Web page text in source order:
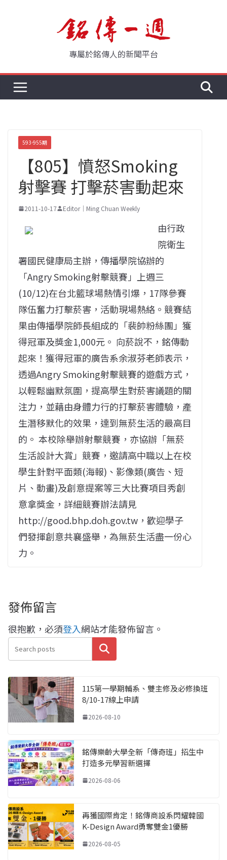
專屬於銘傳人的新聞平台
593-955期
【805】憤怒Smoking
射擊賽 打擊菸害動起來
2011-10-17 Editor｜Ming Chuan Weekly
由行政
院衛生
署國民健康局主辦，傳播學院協辦的
「Angry Smoking射擊競賽」上週三
(10/12)在台北籃球場熱情引爆，17隊參賽
隊伍奮力打擊菸害，活動現場熱絡。競賽結
果由傳播學院師長組成的「裴帥粉絲團」獲
得冠軍及獎金1,000元。 向菸說不，銘傳動
起來！獲得冠軍的廣告系余淑芬老師表示，
透過Angry Smoking射擊競賽的遊戲方式，
以輕鬆幽默氛圍，提高學生對菸害議題的關
注力，並藉由身體力行的打擊菸害體驗，產
生潛移默化的效果，達到無菸生活的最高目
的。 本校除舉辦射擊競賽，亦協辦「無菸
生活設計大賞」競賽，邀請高中職以上在校
學生針對平面類(海報)、影像類(廣告、短
片、動畫)及創意提案等三大比賽項目秀創
意拿獎金，詳細競賽辦法請見
http://good.bhp.doh.gov.tw，歡迎學子
們發揮創意共襄盛舉，為無菸生活盡一份心
力。
發佈留言
很抱歉，必須登入網站才能發佈留言。
搜尋
115第一學期輔系、雙主修及必修換班
8/10-17線上申請
2026-08-10
銘傳樂齡大學全新「傳奇班」招生中
打造多元學習新選擇
2026-08-06
再獲國際肯定！銘傳商設系閃耀韓國
K-Design Award勇奪雙金1優勝
2026-08-05